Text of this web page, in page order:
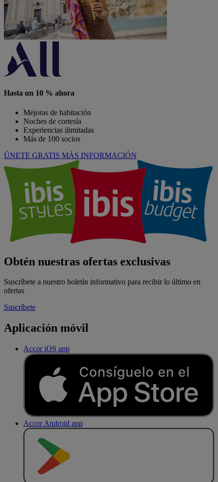
Hasta un 10 % ahora
Mejoras de habitación
Noches de cortesía
Experiencias ilimitadas
Más de 100 socios
ÚNETE GRATIS MÁS INFORMACIÓN
Obtén nuestras ofertas exclusivas
Suscríbete a nuestro boletín informativo para recibir lo último en
ofertas
Suscríbete
Aplicación móvil
Accor iOS app
Accor Android app